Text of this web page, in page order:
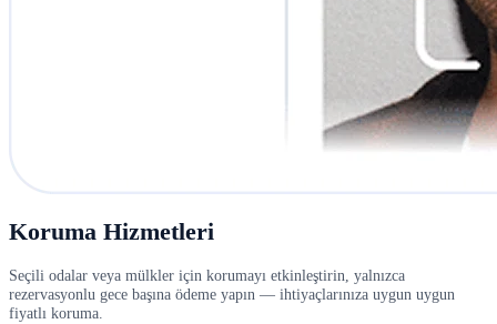
Koruma Hizmetleri
Seçili odalar veya mülkler için korumayı etkinleştirin, yalnızca
rezervasyonlu gece başına ödeme yapın — ihtiyaçlarınıza uygun uygun
fiyatlı koruma.